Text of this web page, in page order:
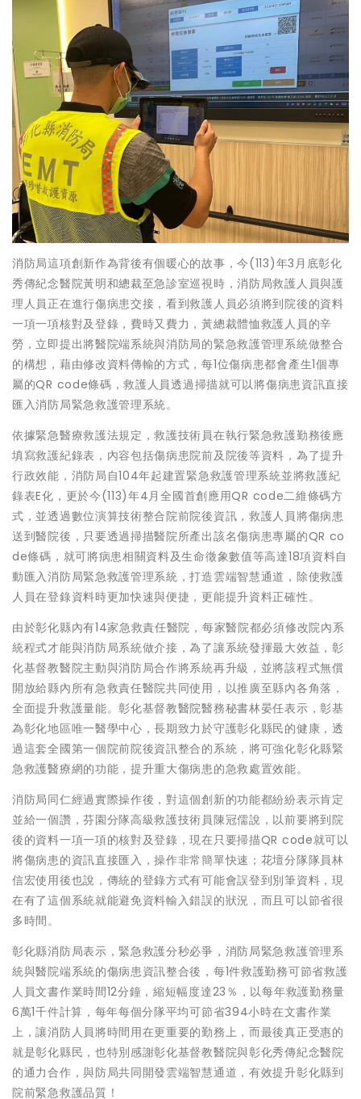
消防局這項創新作為背後有個暖心的故事，今(113)年3月底彰化
秀傳紀念醫院黃明和總裁至急診室巡視時，消防局救護人員與護
理人員正在進行傷病患交接，看到救護人員必須將到院後的資料
一項一項核對及登錄，費時又費力，黃總裁體恤救護人員的辛
勞，立即提出將醫院端系統與消防局的緊急救護管理系統做整合
的構想，藉由修改資料傳輸的方式，每1位傷病患都會產生1個專
屬的QR code條碼，救護人員透過掃描就可以將傷病患資訊直接
匯入消防局緊急救護管理系統。
依據緊急醫療救護法規定，救護技術員在執行緊急救護勤務後應
填寫救護紀錄表，內容包括傷病患院前及院後等資料，為了提升
行政效能，消防局自104年起建置緊急救護管理系統並將救護紀
錄表E化，更於今(113)年4月全國首創應用QR code二維條碼方
式，並透過數位演算技術整合院前院後資訊，救護人員將傷病患
送到醫院後，只要透過掃描醫院所產出該名傷病患專屬的QR co
de條碼，就可將病患相關資料及生命徵象數值等高達18項資料自
動匯入消防局緊急救護管理系統，打造雲端智慧通道，除使救護
人員在登錄資料時更加快速與便捷，更能提升資料正確性。
由於彰化縣內有14家急救責任醫院，每家醫院都必須修改院內系
統程式才能與消防局系統做介接，為了讓系統發揮最大效益，彰
化基督教醫院主動與消防局合作將系統再升級，並將該程式無償
開放給縣內所有急救責任醫院共同使用，以推廣至縣內各角落，
全面提升救護量能。彰化基督教醫院醫務秘書林晏任表示，彰基
為彰化地區唯一醫學中心，長期致力於守護彰化縣民的健康，透
過這套全國第一個院前院後資訊整合的系統，將可強化彰化縣緊
急救護醫療網的功能，提升重大傷病患的急救處置效能。
消防局同仁經過實際操作後，對這個創新的功能都紛紛表示肯定
並給一個讚，芬園分隊高級救護技術員陳冠儒說，以前要將到院
後的資料一項一項的核對及登錄，現在只要掃描QR code就可以
將傷病患的資訊直接匯入，操作非常簡單快速；花壇分隊隊員林
信宏使用後也說，傳統的登錄方式有可能會誤登到別筆資料，現
在有了這個系統就能避免資料輸入錯誤的狀況，而且可以節省很
多時間。
彰化縣消防局表示，緊急救護分秒必爭，消防局緊急救護管理系
統與醫院端系統的傷病患資訊整合後，每1件救護勤務可節省救護
人員文書作業時間12分鐘，縮短幅度達23％，以每年救護勤務量
6萬1千件計算，每年每個分隊平均可節省394小時在文書作業
上，讓消防人員將時間用在更重要的勤務上，而最後真正受惠的
就是彰化縣民，也特別感謝彰化基督教醫院與彰化秀傳紀念醫院
的通力合作，與防局共同開發雲端智慧通道，有效提升彰化縣到
院前緊急救護品質！